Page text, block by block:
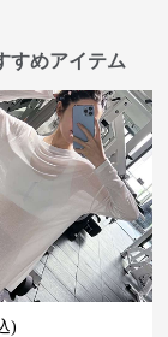
すめアイテム
)